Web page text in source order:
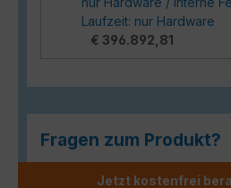
Laufzeit: nur Hardware
€ 396.892,81
Fragen zum Produkt?
Jetzt kostenfrei